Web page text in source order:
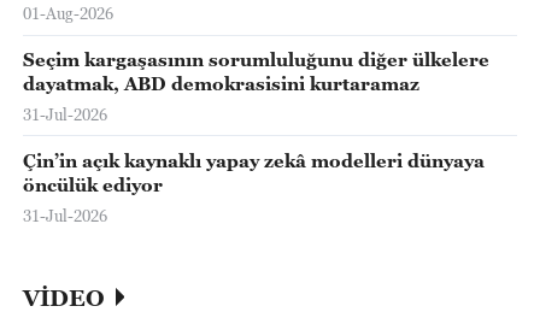
01-Aug-2026
Seçim kargaşasının sorumluluğunu diğer ülkelere
dayatmak, ABD demokrasisini kurtaramaz
31-Jul-2026
Çin’in açık kaynaklı yapay zekâ modelleri dünyaya
öncülük ediyor
31-Jul-2026
VİDEO